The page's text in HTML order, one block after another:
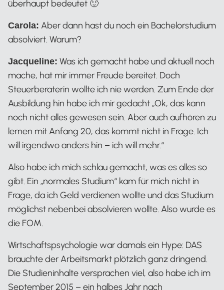
überhaupt bedeutet 🙂
Carola: Aber dann hast du noch ein Bachelorstudium
absolviert. Warum?
Jacqueline: Was ich gemacht habe und aktuell noch
mache, hat mir immer Freude bereitet. Doch
Steuerberaterin wollte ich nie werden. Zum Ende der
Ausbildung hin habe ich mir gedacht „Ok, das kann
noch nicht alles gewesen sein. Aber auch aufhören zu
lernen mit Anfang 20, das kommt nicht in Frage. Ich
will irgendwo anders hin – ich will mehr.“
Also habe ich mich schlau gemacht, was es alles so
gibt. Ein „normales Studium“ kam für mich nicht in
Frage, da ich Geld verdienen wollte und das Studium
möglichst nebenbei absolvieren wollte. Also wurde es
die FOM.
Wirtschaftspsychologie war damals ein Hype: DAS
brauchte der Arbeitsmarkt plötzlich ganz dringend.
Die Studieninhalte versprachen viel, also habe ich im
September 2015 – ein halbes Jahr nach